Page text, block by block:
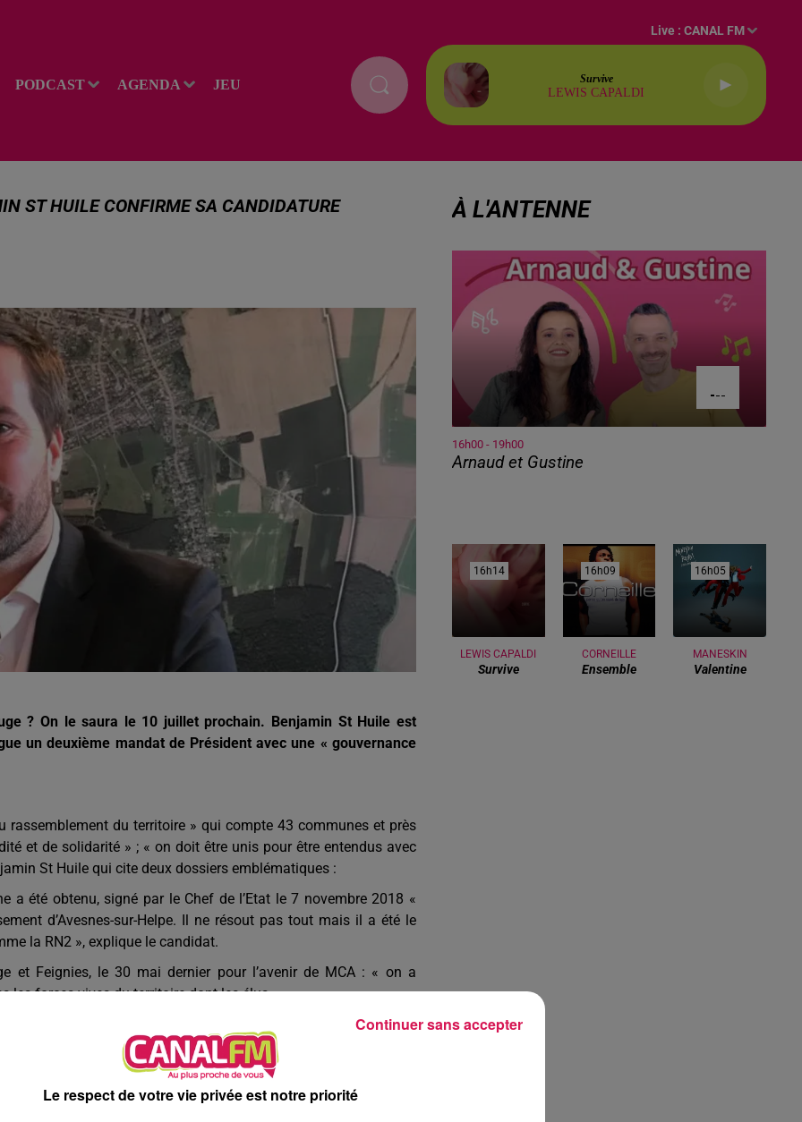
PODCAST AGENDA JEU
Live :CANAL FM
Survive
LEWIS CAPALDI
ST HUILE CONFIRME SA CANDIDATURE
? On le saura le 10 juillet prochain. Benjamin St Huile est
un deuxième mandat de Président avec une « gouvernance
du territoire » qui compte 43 communes et près
et de solidarité » ; « on doit être unis pour être entendus avec
St Huile qui cite deux dossiers emblématiques :
a été obtenu, signé par le Chef de l’Etat le 7 novembre 2018 «
d’Avesnes-sur-Helpe. Il ne résout pas tout mais il a été le
la RN2 », explique le candidat.
et Feignies, le 30 mai dernier pour l’avenir de MCA : « on a
les forces vives du territoire dont les élus ».
de travailler en commun ». « L’Agglo a une responsabilité dans
et doit prendre sa place à l’échelle du Pôle Métropolitain ». Le
avec les élus communautaires », conscient après 6 ans, que le
À L'ANTENNE
13h00 - 16h00
Les hits de Canal FM
16h00 - 19h00
Arnaud et Gustine
16h14
16h14
LEWIS CAPALDI
Survive
16h09
16h09
CORNEILLE
Ensemble
16h05
16h05
MANESKIN
Valentine
Le respect de votre vie privée est notre priorité
Continuer sans accepter